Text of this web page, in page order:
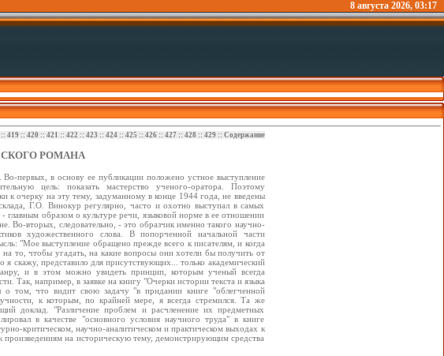
8 августа 2026, 03:17
:: 419 :: 420 :: 421 :: 422 :: 423 :: 424:: 425 :: 426 :: 427:: 428 :: 429 :: Содержание
РОМАНА
первых, в основу ее публикации положено устное выступление
цель: показать мастерство ученого-оратора. Поэтому
к очерку на эту тему, задуманному в конце 1944 года, не введены
Г.О. Винокур регулярно, часто и охотно выступал в самых
образом о культуре речи, языковой норме в ее отношении
Во-вторых, следовательно, - это образчик именно такого научно-
художественного слова. В попорченной начальной части
"Мое выступление обращено прежде всего к писателям, и когда
то, чтобы угадать, на какие вопросы они хотели бы получить от
скажу, представило для присутствующих... только академический
и в этом можно увидеть принцип, которым ученый всегда
Так, например, в заявке на книгу "Очерки истории текста и языка
том, что видит свою задачу "в придании книге "облегченной
к которым, по крайней мере, я всегда стремился. Та же
доклад. "Различение проблем и расчленение их предметных
в качестве "основного условия научного труда" в книге
критическом, научно-аналитическом и практическом выходах к
на историческую тему, демонстрирующим средства